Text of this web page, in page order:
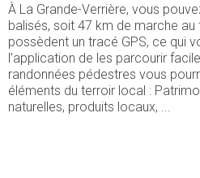
À La Grande-Verrière, vous
balisés, soit 47 km de marche
possèdent un tracé GPS, ce qui
l'application de les parcourir
randonnées pédestres vous
éléments du terroir local :
naturelles, produits locaux, ...